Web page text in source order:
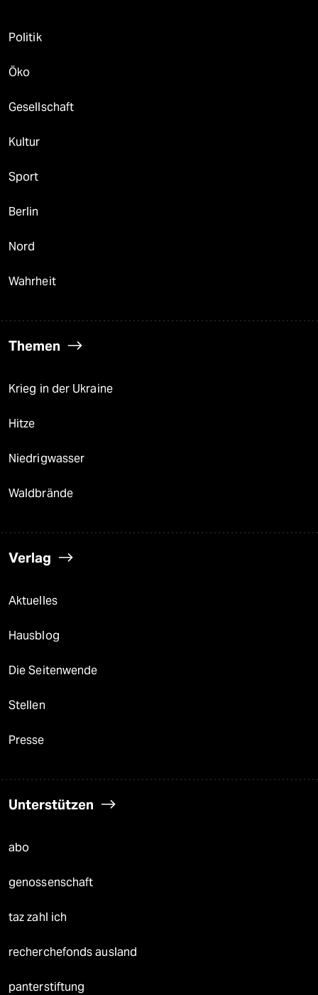
Politik
Öko
Gesellschaft
Kultur
Sport
Berlin
Nord
Wahrheit
Themen
Krieg in der Ukraine
Hitze
Niedrigwasser
Waldbrände
Verlag
Aktuelles
Hausblog
Die Seitenwende
Stellen
Presse
Unterstützen
abo
genossenschaft
taz zahl ich
recherchefonds ausland
panterstiftung